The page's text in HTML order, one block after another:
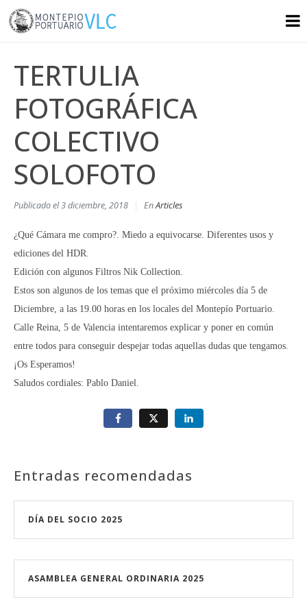
TERTULIA
FOTOGRÁFICA
COLECTIVO
SOLOFOTO
Publicado el3 diciembre, 2018 EnArticles
¿Qué Cámara me compro?. Miedo a equivocarse. Diferentes usos y
ediciones del HDR.
Edición con algunos Filtros Nik Collection.
Estos son algunos de los temas que el próximo miércoles día 5 de
Diciembre, a las 19.00 horas en los locales del Montepío Portuario.
Calle Reina, 5 de Valencia intentaremos explicar y poner en común
entre todos para conseguir despejar todas aquellas dudas que tengamos.
¡Os Esperamos!
Saludos cordiales: Pablo Daniel.
Entradas recomendadas
DÍA DEL SOCIO 2025
ASAMBLEA GENERAL ORDINARIA 2025